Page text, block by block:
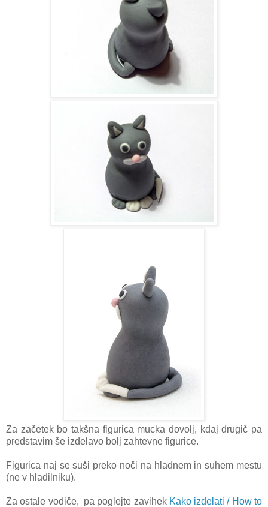
Za začetek bo takšna figurica mucka dovolj, kdaj drugič pa
predstavim še izdelavo bolj zahtevne figurice.
Figurica naj se suši preko noči na hladnem in suhem mestu
(ne v hladilniku).
Za ostale vodiče, pa poglejte zavihek Kako izdelati / How to